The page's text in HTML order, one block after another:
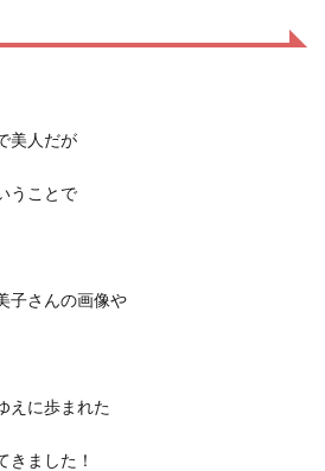
美人だが
うことで
子さんの画像や
えに歩まれた
きました！